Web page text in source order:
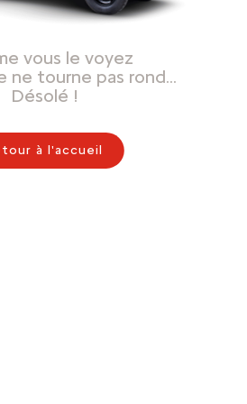
vous le voyez
ne tourne pas rond…
Désolé !
à l'accueil